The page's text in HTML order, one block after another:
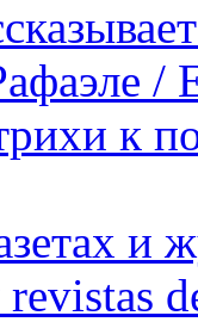
/
к
и